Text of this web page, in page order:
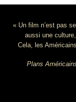
« Un film n’est pas
aussi une
Cela, les
Plans